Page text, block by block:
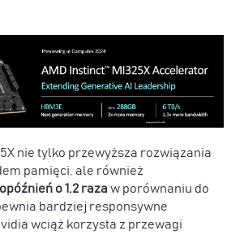
nie tylko przewyższa rozwiązania
pamięci, ale również
o 1,2 raza w porównaniu do
bardziej responsywne
wciąż korzysta z przewagi